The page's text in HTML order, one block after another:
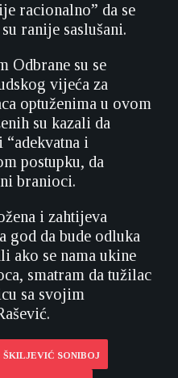
racionalno” da se
ranije saslušani.
Odbrane su se
vijeća za
optuženima u ovom
su kazali da
i
postupku, da
branioci.
i zahtijeva
god da bude odluka
ako se nama ukine
smatram da tužilac
sa svojim
ŠKILJEVIĆ SONIBOJ